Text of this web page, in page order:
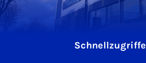
Schnellzugriffe